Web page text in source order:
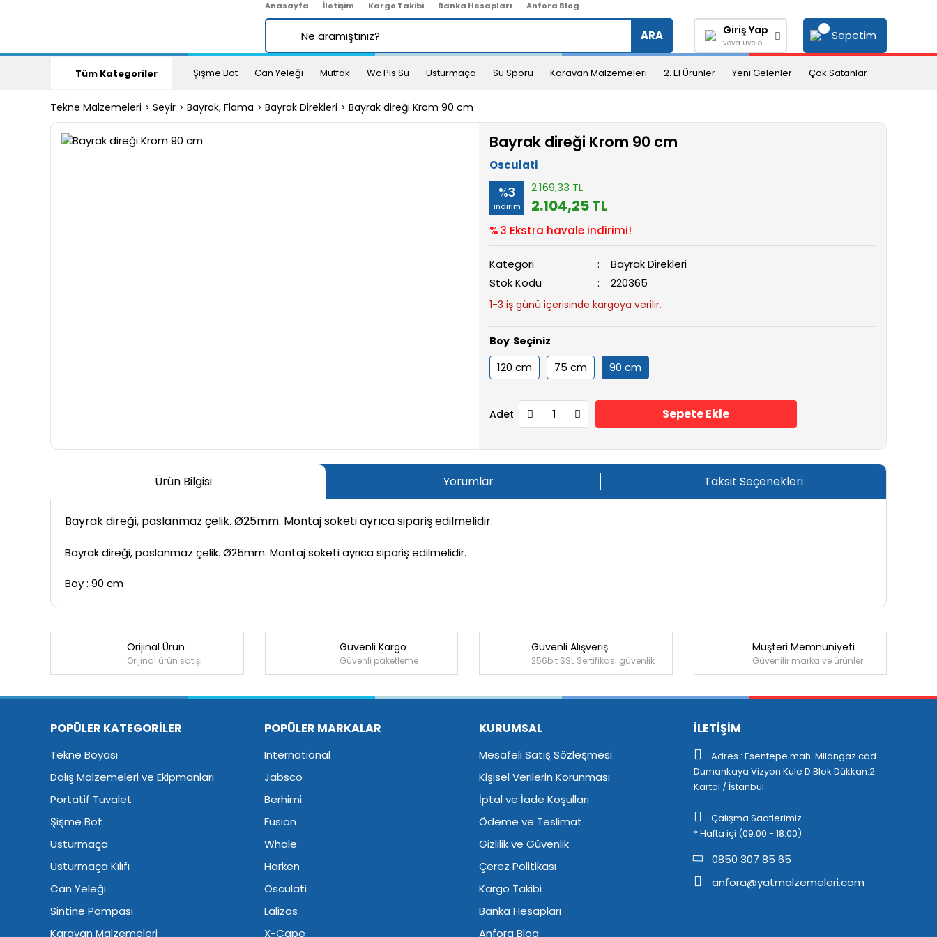
Anasayfa İletişim Kargo Takibi Banka Hesapları Anfora Blog
ARA Giriş Yap
veya üye ol
Sepetim
Tüm Kategoriler Şişme Bot Can Yeleği Mutfak Wc Pis Su Usturmaça Su Sporu Karavan Malzemeleri 2. El Ürünler Yeni Gelenler Çok Satanlar
Tekne Malzemeleri Seyir Bayrak, Flama Bayrak Direkleri Bayrak direği Krom 90 cm
Bayrak direği Krom 90 cm
Osculati
%3
indirim
2.169,33 TL
2.104,25 TL
% 3 Ekstra havale indirimi!
Kategori
Bayrak Direkleri
Stok Kodu
220365
1-3 iş günü içerisinde kargoya verilir.
Boy
120 cm 75 cm 90 cm
Adet Sepete Ekle
Ürün Bilgisi Yorumlar Taksit Seçenekleri
Bayrak direği, paslanmaz çelik. Ø25mm. Montaj soketi ayrıca sipariş edilmelidir.
Bayrak direği, paslanmaz çelik. Ø25mm. Montaj soketi ayrıca sipariş edilmelidir.
Boy : 90 cm
Bu ürüne ilk yorumu siz yapın!
Orijinal Ürün
Orijinal ürün satışı
Güvenli Kargo
Güvenli paketleme
Güvenli Alışveriş
256bit SSL Sertifikası güvenlik
Müşteri Memnuniyeti
Güvenilir marka ve ürünler
POPÜLER KATEGORİLER
Tekne Boyası
Dalış Malzemeleri ve Ekipmanları
Portatif Tuvalet
Şişme Bot
Usturmaça
Usturmaça Kılıfı
Can Yeleği
Sintine Pompası
Karavan Malzemeleri
POPÜLER MARKALAR
International
Jabsco
Berhimi
Fusion
Whale
Harken
Osculati
Lalizas
X-Cape
KURUMSAL
Mesafeli Satış Sözleşmesi
Kişisel Verilerin Korunması
İptal ve İade Koşulları
Ödeme ve Teslimat
Gizlilik ve Güvenlik
Çerez Politikası
Kargo Takibi
Banka Hesapları
Anfora Blog
İLETİŞİM
Adres : Esentepe mah. Milangaz cad.
Dumankaya Vizyon Kule D Blok Dükkan:2
Kartal / İstanbul
Çalışma Saatlerimiz
* Hafta içi (09:00 - 18:00)
0850 307 85 65
anfora@yatmalzemeleri.com